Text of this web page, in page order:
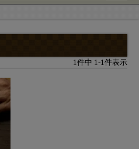
1 件中 1 -1 件表示